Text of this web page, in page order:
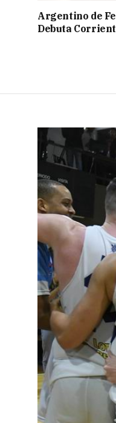
Argentino de
Debuta